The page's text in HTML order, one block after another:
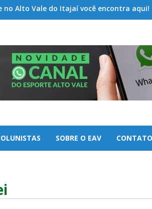
no Alto Vale do Itajaí você encontra aqui!
SOBRE O EAV CONTATO